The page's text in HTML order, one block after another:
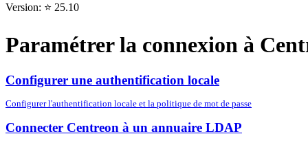
Version: ⭐ 25.10
Paramétrer la connexion à
Configurer une authentification locale
Configurer l'authentification locale et la politique de mot de passe
Connecter Centreon à un annuaire LDAP